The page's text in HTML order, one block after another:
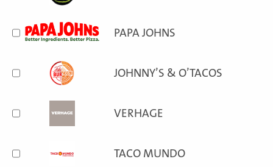
PAPA JOHNS
JOHNNY’S & O’TACOS
VERHAGE
TACO MUNDO